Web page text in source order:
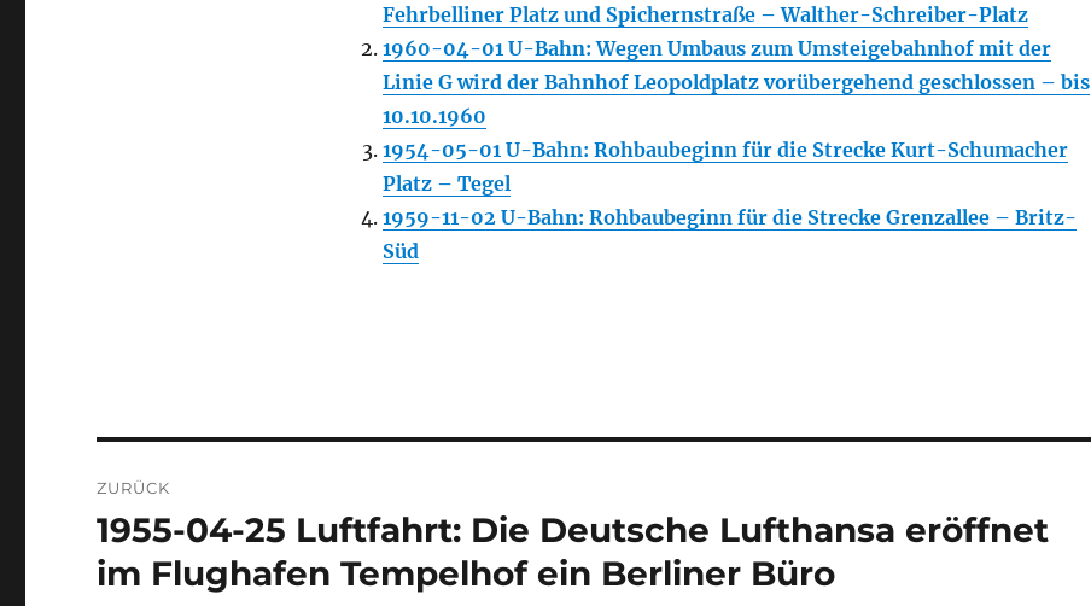
Fehrbelliner Platz und Spichernstraße – Walther-Schreiber-Platz
1960-04-01 U-Bahn: Wegen Umbaus zum Umsteigebahnhof mit der
Linie G wird der Bahnhof Leopoldplatz vorübergehend geschlossen – bis
10.10.1960
1954-05-01 U-Bahn: Rohbaubeginn für die Strecke Kurt-Schumacher
Platz – Tegel
1959-11-02 U-Bahn: Rohbaubeginn für die Strecke Grenzallee – Britz-
Süd
ZURÜCK
Vorheriger
Beitrag:
1955-04-25 Luftfahrt: Die Deutsche Lufthansa eröffnet
im Flughafen Tempelhof ein Berliner Büro